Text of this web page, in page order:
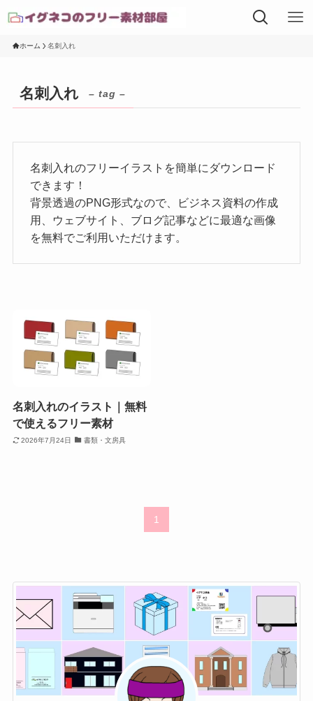
ホーム 名刺入れ
名刺入れ – tag –
名刺入れのフリーイラストを簡単にダウンロード
できます！
背景透過のPNG形式なので、ビジネス資料の作成
用、ウェブサイト、ブログ記事などに最適な画像
を無料でご利用いただけます。
名刺入れのイラスト｜無料
で使えるフリー素材
2026年7月24日 書類・文房具
1